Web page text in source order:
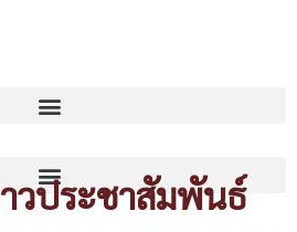
วประชาสัมพันธ์